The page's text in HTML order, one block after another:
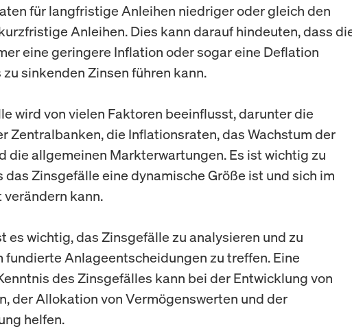
für langfristige Anleihen niedriger oder gleich den
Anleihen. Dies kann darauf hindeuten, dass
eine geringere Inflation oder sogar eine Deflation
sinkenden Zinsen führen kann.
wird von vielen Faktoren beeinflusst, darunter die
Zentralbanken, die Inflationsraten, das Wachstum der
die allgemeinen Markterwartungen. Es ist wichtig zu
das Zinsgefälle eine dynamische Größe ist und sich im
verändern kann.
es wichtig, das Zinsgefälle zu analysieren und zu
fundierte Anlageentscheidungen zu treffen. Eine
des Zinsgefälles kann bei der Entwicklung von
der Allokation von Vermögenswerten und der
helfen.